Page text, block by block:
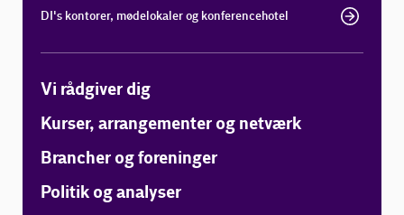
DI's kontorer, mødelokaler og konferencehotel
Vi rådgiver dig
Kurser, arrangementer og netværk
Brancher og foreninger
Politik og analyser